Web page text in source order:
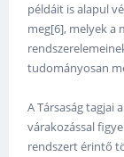
példáit is alapul
meg[6], melyek a
tudományosan
A Társaság tagjai
várakozással
rendszert érintő